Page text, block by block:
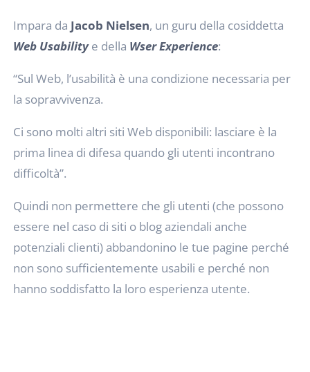
Impara da Jacob Nielsen, un guru della cosiddetta
Web Usabilitye della Wser Experience:
“Sul Web, l’usabilità è una condizione necessaria per
la sopravvivenza.
Ci sono molti altri siti Web disponibili: lasciare è la
prima linea di difesa quando gli utenti incontrano
difficoltà”.
Quindi non permettere che gli utenti (che possono
essere nel caso di siti o blog aziendali anche
potenziali clienti) abbandonino le tue pagine perché
non sono sufficientemente usabili e perché non
hanno soddisfatto la loro esperienza utente.